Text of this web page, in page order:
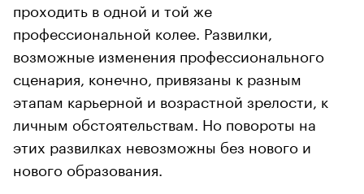
проходить в одной и той же
профессиональной колее. Развилки,
возможные изменения профессионального
сценария, конечно, привязаны к разным
этапам карьерной и возрастной зрелости, к
личным обстоятельствам. Но повороты на
этих развилках невозможны без нового и
нового образования.